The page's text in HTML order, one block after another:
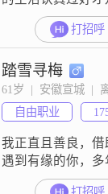
打招呼
踏雪寻梅
61岁  |  安徽宣城  |
自由职业
我正直且善良，
遇到有缘的你，
养成内外一把手